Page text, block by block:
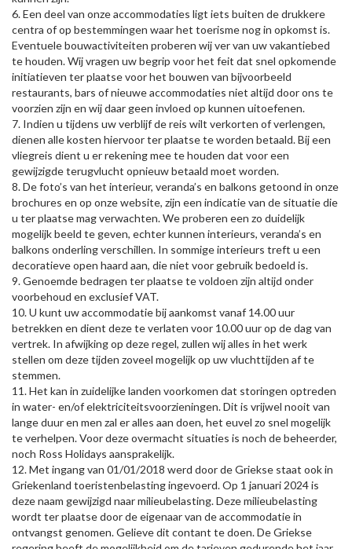
6. Een deel van onze accommodaties ligt iets buiten de drukkere
centra of op bestemmingen waar het toerisme nog in opkomst is.
Eventuele bouwactiviteiten proberen wij ver van uw vakantiebed
te houden. Wij vragen uw begrip voor het feit dat snel opkomende
initiatieven ter plaatse voor het bouwen van bijvoorbeeld
restaurants, bars of nieuwe accommodaties niet altijd door ons te
voorzien zijn en wij daar geen invloed op kunnen uitoefenen.
7. Indien u tijdens uw verblijf de reis wilt verkorten of verlengen,
dienen alle kosten hiervoor ter plaatse te worden betaald. Bij een
vliegreis dient u er rekening mee te houden dat voor een
gewijzigde terugvlucht opnieuw betaald moet worden.
8. De foto’s van het interieur, veranda’s en balkons getoond in onze
brochures en op onze website, zijn een indicatie van de situatie die
u ter plaatse mag verwachten. We proberen een zo duidelijk
mogelijk beeld te geven, echter kunnen interieurs, veranda’s en
balkons onderling verschillen. In sommige interieurs treft u een
decoratieve open haard aan, die niet voor gebruik bedoeld is.
9. Genoemde bedragen ter plaatse te voldoen zijn altijd onder
voorbehoud en exclusief VAT.
10. U kunt uw accommodatie bij aankomst vanaf 14.00 uur
betrekken en dient deze te verlaten voor 10.00 uur op de dag van
vertrek. In afwijking op deze regel, zullen wij alles in het werk
stellen om deze tijden zoveel mogelijk op uw vluchttijden af te
stemmen.
11. Het kan in zuidelijke landen voorkomen dat storingen optreden
in water- en/of elektriciteitsvoorzieningen. Dit is vrijwel nooit van
lange duur en men zal er alles aan doen, het euvel zo snel mogelijk
te verhelpen. Voor deze overmacht situaties is noch de beheerder,
noch Ross Holidays aansprakelijk.
12. Met ingang van 01/01/2018 werd door de Griekse staat ook in
Griekenland toeristenbelasting ingevoerd. Op 1 januari 2024 is
deze naam gewijzigd naar milieubelasting. Deze milieubelasting
wordt ter plaatse door de eigenaar van de accommodatie in
ontvangst genomen. Gelieve dit contant te doen. De Griekse